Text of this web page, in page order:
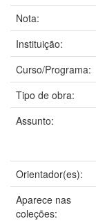
Nota:
Instituição:
Curso/Programa:
Tipo de obra:
Assunto:
Orientador(es):
Aparece nas
coleções: